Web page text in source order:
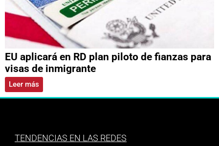
EU aplicará en RD plan piloto de fianzas para
visas de inmigrante
Leer más
TENDENCIAS EN LAS REDES